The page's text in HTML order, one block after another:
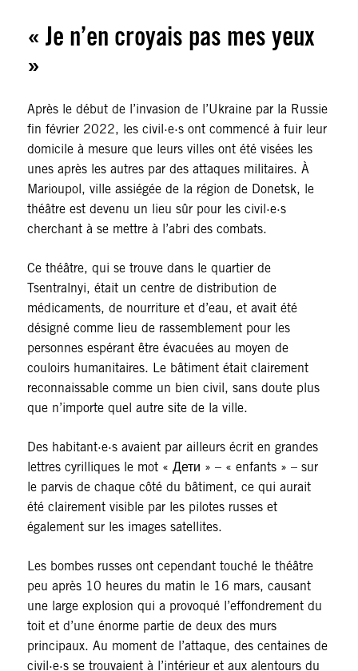
« Je n’en croyais pas mes yeux
»
Après le début de l’invasion de l’Ukraine par la Russie
fin février 2022, les civil·e·s ont commencé à fuir leur
domicile à mesure que leurs villes ont été visées les
unes après les autres par des attaques militaires. À
Marioupol, ville assiégée de la région de Donetsk, le
théâtre est devenu un lieu sûr pour les civil·e·s
cherchant à se mettre à l’abri des combats.
Ce théâtre, qui se trouve dans le quartier de
Tsentralnyi, était un centre de distribution de
médicaments, de nourriture et d’eau, et avait été
désigné comme lieu de rassemblement pour les
personnes espérant être évacuées au moyen de
couloirs humanitaires. Le bâtiment était clairement
reconnaissable comme un bien civil, sans doute plus
que n’importe quel autre site de la ville.
Des habitant·e·s avaient par ailleurs écrit en grandes
lettres cyrilliques le mot « Дети » – « enfants » – sur
le parvis de chaque côté du bâtiment, ce qui aurait
été clairement visible par les pilotes russes et
également sur les images satellites.
Les bombes russes ont cependant touché le théâtre
peu après 10 heures du matin le 16 mars, causant
une large explosion qui a provoqué l’effondrement du
toit et d’une énorme partie de deux des murs
principaux. Au moment de l’attaque, des centaines de
civil·e·s se trouvaient à l’intérieur et aux alentours du